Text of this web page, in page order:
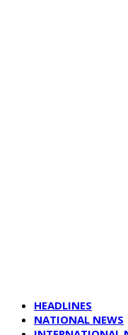
HEADLINES
NATIONAL NEWS